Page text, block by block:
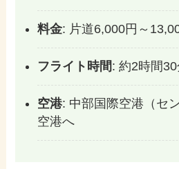
料金: 片道6,000円～
フライト時間: 約2時間30
空港: 中部国際空港（セ
空港へ